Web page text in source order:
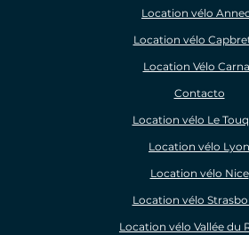
Location vélo
Location vélo
Location Vélo
Contacto
Location vélo Le
Location vélo Lyon
Location vélo Nice
Location vélo
Location vélo Vallée du